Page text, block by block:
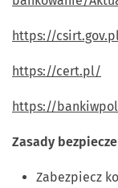
https://
https://cert.pl/
https://
Zasady
Zabezpiecz